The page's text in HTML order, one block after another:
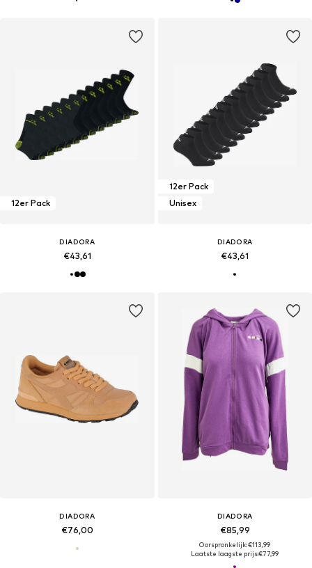
12er Pack
DIADORA
€43,61
12er Pack
Unisex
DIADORA
€43,61
DIADORA
€76,00
DIADORA
€85,99
Oorspronkelijk: €113,99
Laatste laagste prijs:€77,99